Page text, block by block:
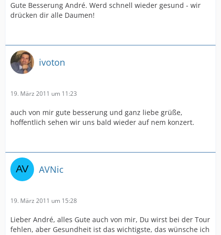
Gute Besserung André. Werd schnell wieder gesund - wir
drücken dir alle Daumen!
ivoton
19. März 2011 um 11:23
auch von mir gute besserung und ganz liebe grüße,
hoffentlich sehen wir uns bald wieder auf nem konzert.
AVNic
19. März 2011 um 15:28
Lieber André, alles Gute auch von mir, Du wirst bei der Tour
fehlen, aber Gesundheit ist das wichtigste, das wünsche ich